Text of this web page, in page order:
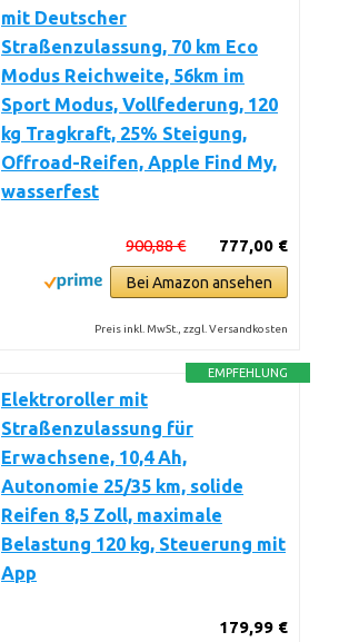
mit Deutscher
Straßenzulassung, 70 km Eco
Modus Reichweite, 56km im
Sport Modus, Vollfederung, 120
kg Tragkraft, 25% Steigung,
Offroad-Reifen, Apple Find My,
wasserfest
777,00 €
900,88 €
Bei Amazon ansehen
Preis inkl. MwSt., zzgl. Versandkosten
EMPFEHLUNG
Elektroroller mit
Straßenzulassung für
Erwachsene, 10,4 Ah,
Autonomie 25/35 km, solide
Reifen 8,5 Zoll, maximale
Belastung 120 kg, Steuerung mit
App
179,99 €